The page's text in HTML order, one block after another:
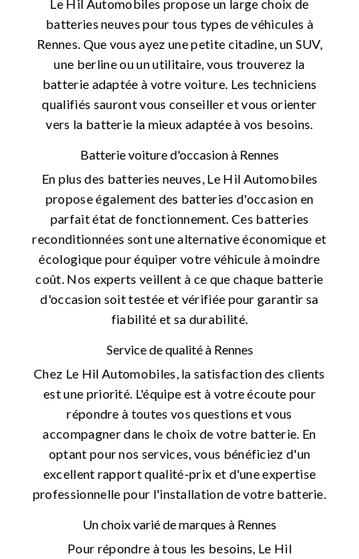
Le Hil Automobiles propose un large choix de
batteries neuves pour tous types de véhicules à
Rennes. Que vous ayez une petite citadine, un SUV,
une berline ou un utilitaire, vous trouverez la
batterie adaptée à votre voiture. Les techniciens
qualifiés sauront vous conseiller et vous orienter
vers la batterie la mieux adaptée à vos besoins.
Batterie voiture d'occasion à Rennes
En plus des batteries neuves, Le Hil Automobiles
propose également des batteries d'occasion en
parfait état de fonctionnement. Ces batteries
reconditionnées sont une alternative économique et
écologique pour équiper votre véhicule à moindre
coût. Nos experts veillent à ce que chaque batterie
d'occasion soit testée et vérifiée pour garantir sa
fiabilité et sa durabilité.
Service de qualité à Rennes
Chez Le Hil Automobiles, la satisfaction des clients
est une priorité. L'équipe est à votre écoute pour
répondre à toutes vos questions et vous
accompagner dans le choix de votre batterie. En
optant pour nos services, vous bénéficiez d'un
excellent rapport qualité-prix et d'une expertise
professionnelle pour l'installation de votre batterie.
Un choix varié de marques à Rennes
Pour répondre à tous les besoins, Le Hil